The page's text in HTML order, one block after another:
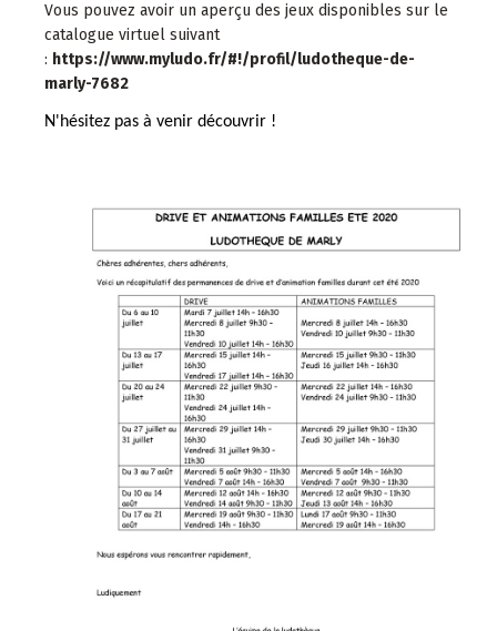
Vous pouvez avoir un aperçu des jeux disponibles sur le
catalogue virtuel suivant
: https://www.myludo.fr/#!/profil/ludotheque-de-
marly-7682
N'hésitez pas à venir découvrir !